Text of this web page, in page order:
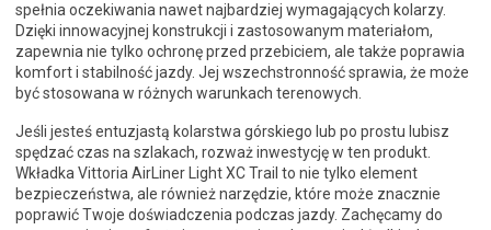
spełnia oczekiwania nawet najbardziej wymagających kolarzy.
Dzięki innowacyjnej konstrukcji i zastosowanym materiałom,
zapewnia nie tylko ochronę przed przebiciem, ale także poprawia
komfort i stabilność jazdy. Jej wszechstronność sprawia, że może
być stosowana w różnych warunkach terenowych.
Jeśli jesteś entuzjastą kolarstwa górskiego lub po prostu lubisz
spędzać czas na szlakach, rozważ inwestycję w ten produkt.
Wkładka Vittoria AirLiner Light XC Trail to nie tylko element
bezpieczeństwa, ale również narzędzie, które może znacznie
poprawić Twoje doświadczenia podczas jazdy. Zachęcamy do